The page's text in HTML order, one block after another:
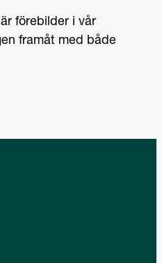
förebilder i vår
framåt med både